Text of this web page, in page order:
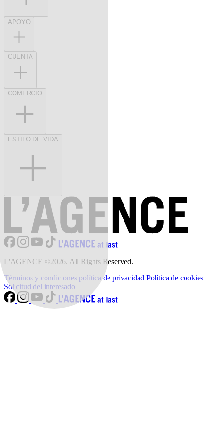
APOYO
CUENTA
COMERCIO
ESTILO DE VIDA
L'AGENCE ©2026. All Rights Reserved.
Términos y condiciones política de privacidad Política de cookies
Solicitud del interesado